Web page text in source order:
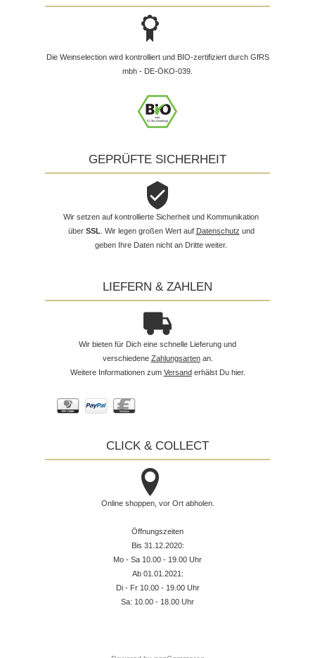
Die Weinselection wird kontrolliert und BIO-zertifiziert durch GfRS
mbh - DE-ÖKO-039.
GEPRÜFTE SICHERHEIT
Wir setzen auf kontrollierte Sicherheit und Kommunikation
über SSL . Wir legen großen Wert auf Datenschutz und
geben Ihre Daten nicht an Dritte weiter.
LIEFERN & ZAHLEN
Wir bieten für Dich eine schnelle Lieferung und
verschiedene Zahlungsartenan.
Weitere Informationen zum Versanderhälst Du hier.
CLICK & COLLECT
Online shoppen, vor Ort abholen.
Öffnungszeiten
Bis 31.12.2020:
Mo - Sa 10.00 - 19.00 Uhr
Ab 01.01.2021:
Di - Fr 10.00 - 19.00 Uhr
Sa: 10.00 - 18.00 Uhr